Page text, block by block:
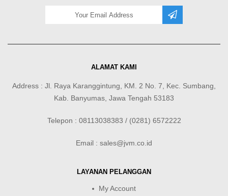
ALAMAT KAMI
Address : Jl. Raya Karanggintung, KM. 2 No. 7, Kec. Sumbang,
Kab. Banyumas, Jawa Tengah 53183
Telepon : 08113038383 / (0281) 6572222
Email : sales@jvm.co.id
LAYANAN PELANGGAN
My Account